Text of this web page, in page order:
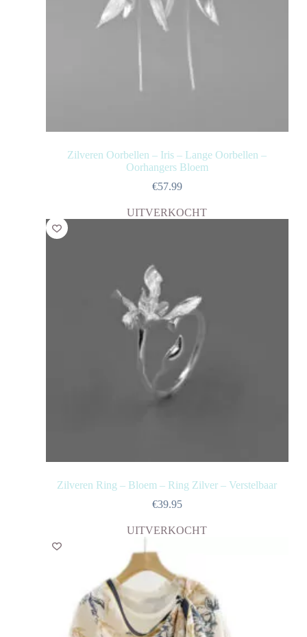
Zilveren Oorbellen – Iris – Lange Oorbellen –
Oorhangers Bloem
€57.99
UITVERKOCHT
Zilveren Ring – Bloem – Ring Zilver – Verstelbaar
€39.95
UITVERKOCHT